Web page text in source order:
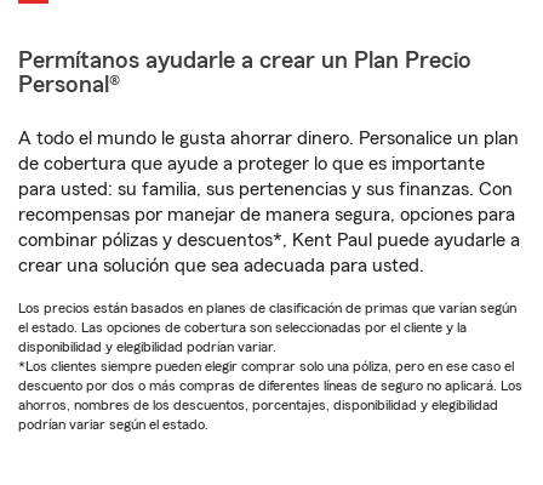
Permítanos ayudarle a crear un Plan Precio
Personal®
A todo el mundo le gusta ahorrar dinero. Personalice un plan
de cobertura que ayude a proteger lo que es importante
para usted: su familia, sus pertenencias y sus finanzas. Con
recompensas por manejar de manera segura, opciones para
combinar pólizas y descuentos*, Kent Paul puede ayudarle a
crear una solución que sea adecuada para usted.
Los precios están basados en planes de clasificación de primas que varían según
el estado. Las opciones de cobertura son seleccionadas por el cliente y la
disponibilidad y elegibilidad podrían variar.
*Los clientes siempre pueden elegir comprar solo una póliza, pero en ese caso el
descuento por dos o más compras de diferentes líneas de seguro no aplicará. Los
ahorros, nombres de los descuentos, porcentajes, disponibilidad y elegibilidad
podrían variar según el estado.